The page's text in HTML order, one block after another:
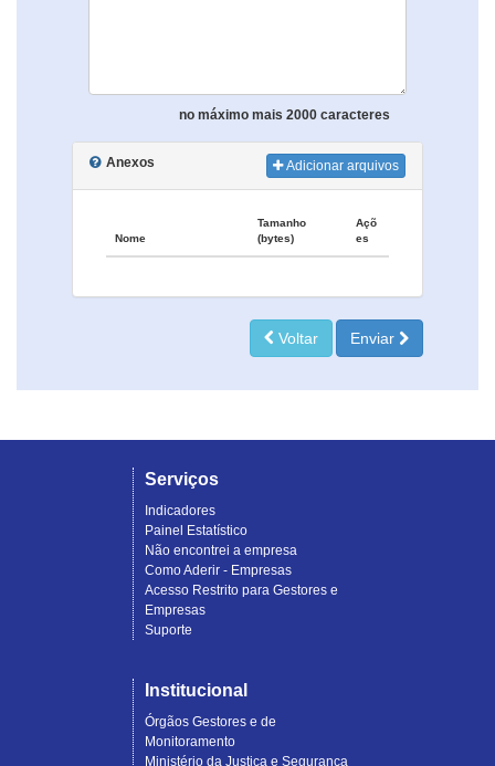
no máximo mais 2000 caracteres
Anexos Adicionar arquivos
Nome
Tamanho
(bytes)
Açõ
es
Voltar Enviar
Serviços
Indicadores
Painel Estatístico
Não encontrei a empresa
Como Aderir - Empresas
Acesso Restrito para Gestores e
Empresas
Suporte
Institucional
Órgãos Gestores e de
Monitoramento
Ministério da Justiça e Segurança